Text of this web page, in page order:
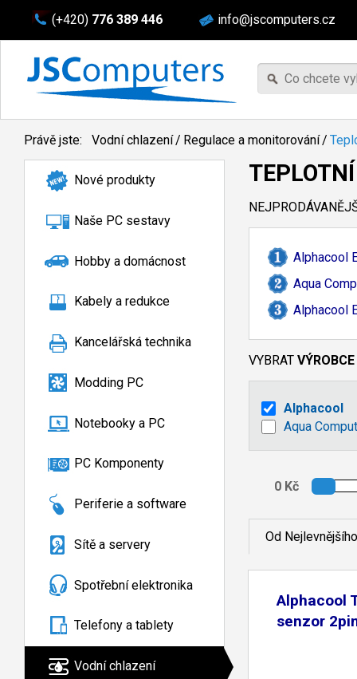
(+420) 776 389 446 info@jscomputers.cz
Právě jste: Vodní chlazení/ Regulace a monitorování/
Nové produkty
Naše PC sestavy
Hobby a domácnost
Kabely a redukce
Kancelářská technika
Modding PC
Notebooky a PC
PC Komponenty
Periferie a software
Sítě a servery
Spotřební elektronika
Telefony a tablety
Vodní chlazení
Alphacool
Aqua
Alphacool
VYBRAT VÝROBCE
Alphacool
Aqua
Od Nejlevnějšího
Alphacool
senzor